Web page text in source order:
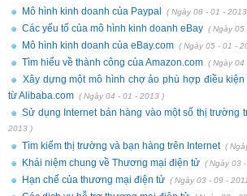
Mô hình kinh doanh của Paypal
( Ngày 08 - 01 -
Các yếu tố của mô hình kinh doanh eBay ( Ngày 05
Mô hình kinh doanh của eBay.com ( Ngày 05 - 01 -
Tìm hiểu về thành công của Amazon.com ( Ngày 04
Xây dựng một mô hình chợ ảo phù hợp điều
từ Alibaba.com ( Ngày 04 - 01 - 2013 )
Sử dụng Internet bán hàng vào một số thị trường
2013 )
Tìm kiếm thị trường và bạn hàng trên Internet (
Khái niệm chung về Thương mại điện tử ( Ngày 03
Hạn chế của thương mại điện tử ( Ngày 03 - 09 -